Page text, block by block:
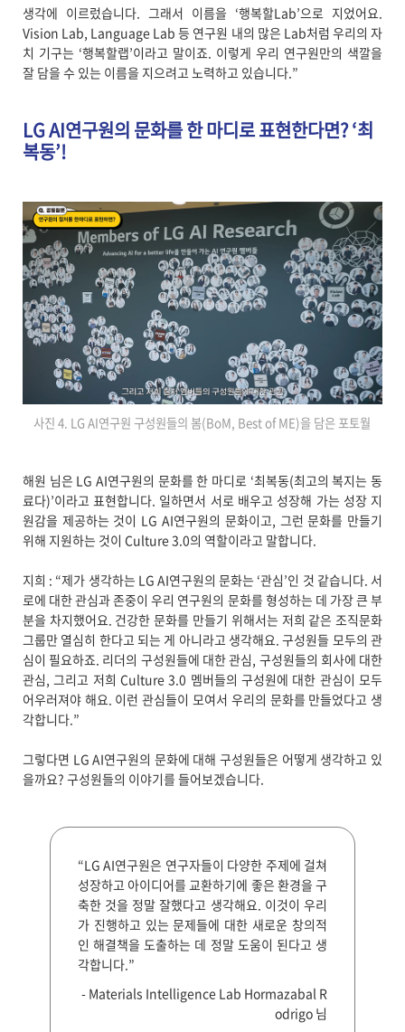
생각에 이르렀습니다. 그래서 이름을 ‘행복할Lab’으로 지었어요.
Vision Lab, Language Lab 등 연구원 내의 많은 Lab처럼 우리의 자
치 기구는 ‘행복할랩’이라고 말이죠. 이렇게 우리 연구원만의 색깔을
잘 담을 수 있는 이름을 지으려고 노력하고 있습니다.”
LG AI연구원의 문화를 한 마디로 표현한다면? ‘최
복동’!
사진 4. LG AI연구원 구성원들의 봄(BoM, Best of ME)을 담은 포토월
해원 님은 LG AI연구원의 문화를 한 마디로 ‘최복동(최고의 복지는 동
료다)’이라고 표현합니다. 일하면서 서로 배우고 성장해 가는 성장 지
원감을 제공하는 것이 LG AI연구원의 문화이고, 그런 문화를 만들기
위해 지원하는 것이 Culture 3.0의 역할이라고 말합니다.
지희 : “제가 생각하는 LG AI연구원의 문화는 ‘관심’인 것 같습니다. 서
로에 대한 관심과 존중이 우리 연구원의 문화를 형성하는 데 가장 큰 부
분을 차지했어요. 건강한 문화를 만들기 위해서는 저희 같은 조직문화
그룹만 열심히 한다고 되는 게 아니라고 생각해요. 구성원들 모두의 관
심이 필요하죠. 리더의 구성원들에 대한 관심, 구성원들의 회사에 대한
관심, 그리고 저희 Culture 3.0 멤버들의 구성원에 대한 관심이 모두
어우러져야 해요. 이런 관심들이 모여서 우리의 문화를 만들었다고 생
각합니다.”
그렇다면 LG AI연구원의 문화에 대해 구성원들은 어떻게 생각하고 있
을까요? 구성원들의 이야기를 들어보겠습니다.
“LG AI연구원은 연구자들이 다양한 주제에 걸쳐
성장하고 아이디어를 교환하기에 좋은 환경을 구
축한 것을 정말 잘했다고 생각해요. 이것이 우리
가 진행하고 있는 문제들에 대한 새로운 창의적
인 해결책을 도출하는 데 정말 도움이 된다고 생
각합니다.”
- Materials Intelligence Lab Hormazabal R
odrigo 님